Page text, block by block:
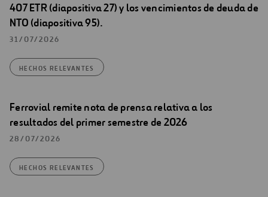
407 ETR (diapositiva 27) y los vencimientos de deuda de
NTO (diapositiva 95).
31/07/2026
HECHOS RELEVANTES
Ferrovial remite nota de prensa relativa a los
resultados del primer semestre de 2026
28/07/2026
HECHOS RELEVANTES